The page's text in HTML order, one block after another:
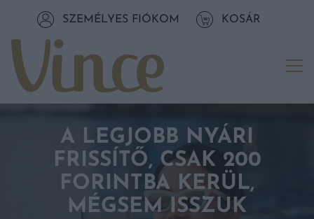
Tovább a tartalomhozSZEMÉLYES FIÓKOM KOSÁR
A LEGJOBB NYÁRI
FRISSÍTŐ, CSAK 200
FORINTBA KERÜL,
MÉGSEM ISSZUK